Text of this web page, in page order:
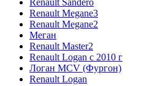
Renault Sandero
Renault Megane3
Renault Megane2
Меган
Renault Master2
Renault Logan c 2010 г
Логан МСV (Фургон)
Renault Logan